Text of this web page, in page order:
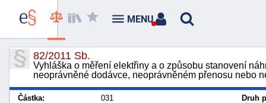
82/2011 Sb.
Vyhláška o měření elektřiny a o způsobu stanovení
neoprávněné dodávce, neoprávněném přenosu nebo
Částka: 031
Druh
MENU